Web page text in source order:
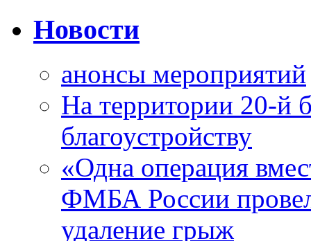
Новости
анонсы мероприятий
На территории 20-й
благоустройству
«Одна операция
ФМБА России
удаление грыж